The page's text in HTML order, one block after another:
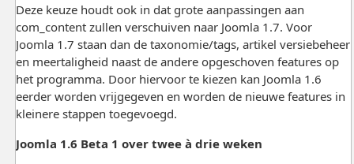
Deze keuze houdt ook in dat grote aanpassingen aan
com_content zullen verschuiven naar Joomla 1.7. Voor
Joomla 1.7 staan dan de taxonomie/tags, artikel versiebeheer
en meertaligheid naast de andere opgeschoven features op
het programma. Door hiervoor te kiezen kan Joomla 1.6
eerder worden vrijgegeven en worden de nieuwe features in
kleinere stappen toegevoegd.
Joomla 1.6 Beta 1 over twee à drie weken